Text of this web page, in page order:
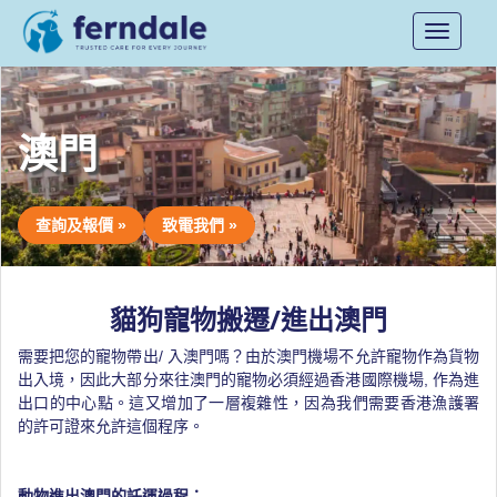
Toggle
澳門
查詢及報價 » 致電我們 »
貓狗寵物搬遷/進出澳門
需要把您的寵物帶出/ 入澳門嗎？由於澳門機場不允許寵物作為貨物
出入境，因此大部分來往澳門的寵物必須經過香港國際機場, 作為進
出口的中心點。這又增加了一層複雜性，因為我們需要香港漁護署
的許可證來允許這個程序。